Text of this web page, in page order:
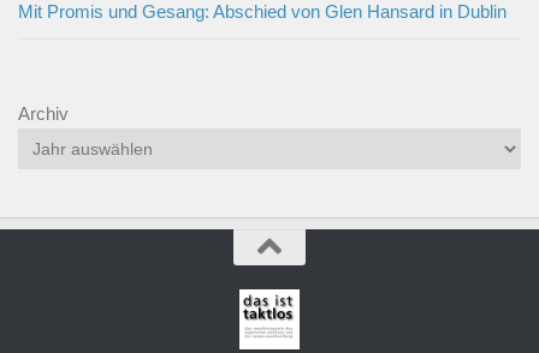
Mit Promis und Gesang: Abschied von Glen Hansard in Dublin
Archiv